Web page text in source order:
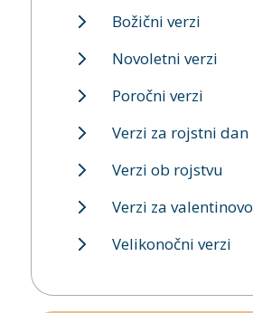
Božični verzi
Novoletni verzi
Poročni verzi
Verzi za rojstni dan
Verzi ob rojstvu
Verzi za valentinovo
Velikonočni verzi